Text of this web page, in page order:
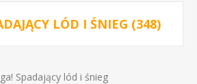
LÓD I ŚNIEG (348)
Spadający lód i śnieg